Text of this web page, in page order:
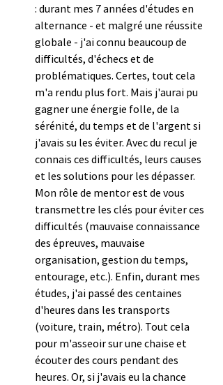
: durant mes 7 années d'études en
alternance - et malgré une réussite
globale - j'ai connu beaucoup de
difficultés, d'échecs et de
problématiques. Certes, tout cela
m'a rendu plus fort. Mais j'aurai pu
gagner une énergie folle, de la
sérénité, du temps et de l'argent si
j'avais su les éviter. Avec du recul je
connais ces difficultés, leurs causes
et les solutions pour les dépasser.
Mon rôle de mentor est de vous
transmettre les clés pour éviter ces
difficultés (mauvaise connaissance
des épreuves, mauvaise
organisation, gestion du temps,
entourage, etc.). Enfin, durant mes
études, j'ai passé des centaines
d'heures dans les transports
(voiture, train, métro). Tout cela
pour m'asseoir sur une chaise et
écouter des cours pendant des
heures. Or, si j'avais eu la chance